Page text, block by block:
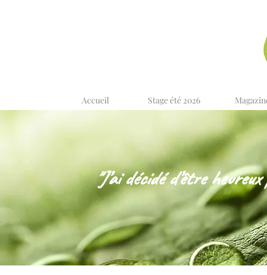
Accueil Stage été 2026
"J’ai décidé d’être